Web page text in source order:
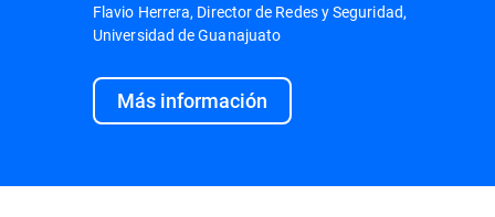
Flavio Herrera, Director de Redes y Seguridad,
Universidad de Guanajuato
Más información